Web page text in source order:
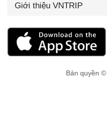
Giới thiệu VNTRIP
Bản quyền